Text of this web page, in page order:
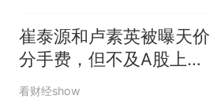
崔泰源和卢素英被曝天价
分手费，但不及A股上市
公司？
看财经show